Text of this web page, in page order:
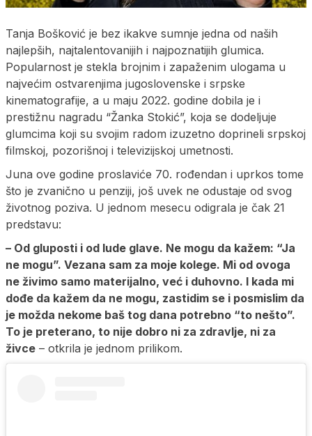
Tanja Bošković je bez ikakve sumnje jedna od naših
najlepših, najtalentovanijih i najpoznatijih glumica.
Popularnost je stekla brojnim i zapaženim ulogama u
najvećim ostvarenjima jugoslovenske i srpske
kinematografije, a u maju 2022. godine dobila je i
prestižnu nagradu “Žanka Stokić”, koja se dodeljuje
glumcima koji su svojim radom izuzetno doprineli srpskoj
filmskoj, pozorišnoj i televizijskoj umetnosti.
Juna ove godine proslaviće 70. rođendan i uprkos tome
što je zvanično u penziji, još uvek ne odustaje od svog
životnog poziva. U jednom mesecu odigrala je čak 21
predstavu:
– Od gluposti i od lude glave. Ne mogu da kažem: “Ja
ne mogu”. Vezana sam za moje kolege. Mi od ovoga
ne živimo samo materijalno, već i duhovno. I kada mi
dođe da kažem da ne mogu, zastidim se i posmislim da
je možda nekome baš tog dana potrebno “to nešto”.
To je preterano, to nije dobro ni za zdravlje, ni za
živce – otkrila je jednom prilikom.